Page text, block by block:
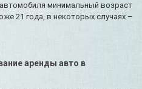
минимальный возраст
21 года, в некоторых случаях –
аренды авто в